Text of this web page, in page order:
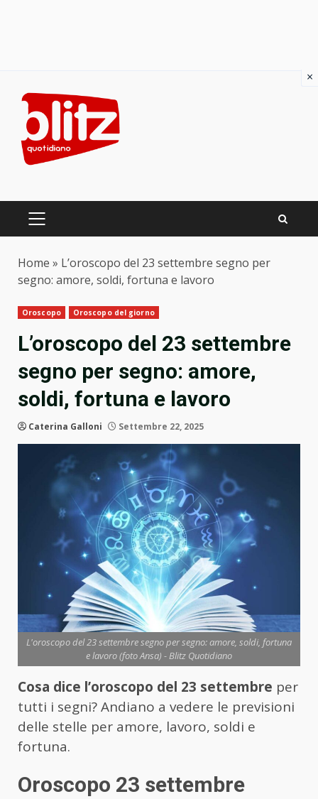
content
PRIMARY
Home » L’oroscopo del 23 settembre segno per
segno: amore, soldi, fortuna e lavoro
Oroscopo Oroscopo del giorno
L’oroscopo del 23 settembre
segno per segno: amore,
soldi, fortuna e lavoro
Caterina Galloni Settembre 22, 2025
L'oroscopo del 23 settembre segno per segno: amore, soldi, fortuna
e lavoro (foto Ansa) - Blitz Quotidiano
Cosa dice l’oroscopo del 23 settembre per
tutti i segni? Andiano a vedere le previsioni
delle stelle per amore, lavoro, soldi e
fortuna.
Oroscopo 23 settembre
×